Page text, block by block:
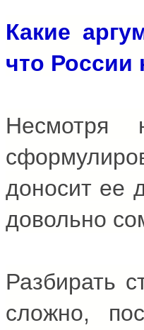
Какие
что России
доносит ее
довольно
Разбирать
сложно,